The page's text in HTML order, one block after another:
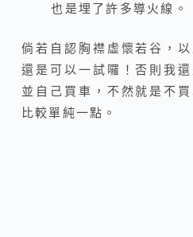
也是埋了許多導火線。
倘若自認胸襟虛懷若谷，
還是可以一試囉！否則我
並自己買車，不然就是不
比較單純一點。